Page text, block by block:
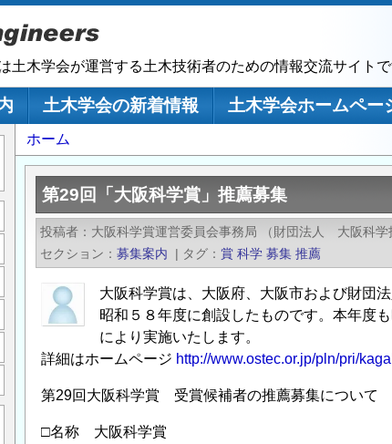
土木学会が運営する土木技術者のための情報交流サイトで
土木学会の新着情報
土木学会ホームペー
パ
ン
く
ず
ホーム
第29回「大阪科学賞」推薦募集
投稿者 大阪科学賞運営委員会事務局 （財団法人 大阪科学
セクション
募集案内 | タグ 賞 科学 募集 推薦
大阪科学賞は、大阪府、大阪市および財団
昭和５８年度に創設したものです。本年度
により実施いたします。
詳細はホームページ http://www.ostec.or.jp/pln/pri/
第29回大阪科学賞 受賞候補者の推薦募集について
□名称 大阪科学賞